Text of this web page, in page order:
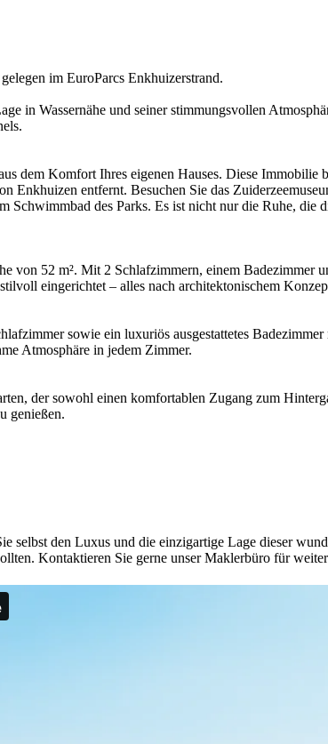
im EuroParcs Enkhuizerstrand.
in Wassernähe und seiner stimmungsvollen
dem Komfort Ihres eigenen Hauses. Diese
Enkhuizen entfernt. Besuchen Sie das
Schwimmbad des Parks. Es ist nicht nur die Ruhe, die
von 52 m². Mit 2 Schlafzimmern, einem Badezimmer
eingerichtet – alles nach architektonischem
sowie ein luxuriös ausgestattetes
Atmosphäre in jedem Zimmer.
der sowohl einen komfortablen Zugang zum
genießen.
selbst den Luxus und die einzigartige Lage dieser
Kontaktieren Sie gerne unser Maklerbüro für